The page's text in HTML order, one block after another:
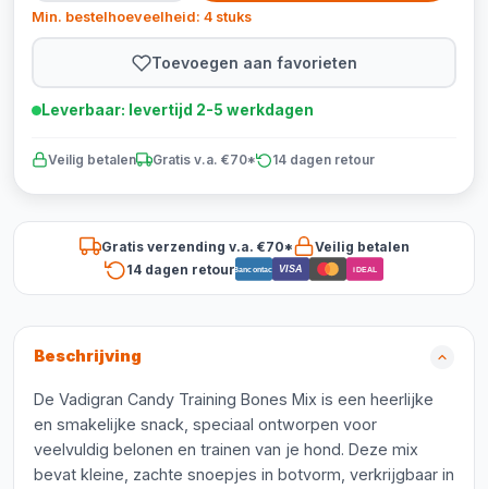
Min. bestelhoeveelheid: 4 stuks
Toevoegen aan favorieten
Leverbaar: levertijd 2-5 werkdagen
Veilig betalen Gratis v.a. €70* 14 dagen retour
Gratis verzending v.a. €70*
Veilig betalen
14 dagen retourBancontact VISA iDEAL
Beschrijving
De Vadigran Candy Training Bones Mix is een heerlijke
en smakelijke snack, speciaal ontworpen voor
veelvuldig belonen en trainen van je hond. Deze mix
bevat kleine, zachte snoepjes in botvorm, verkrijgbaar in